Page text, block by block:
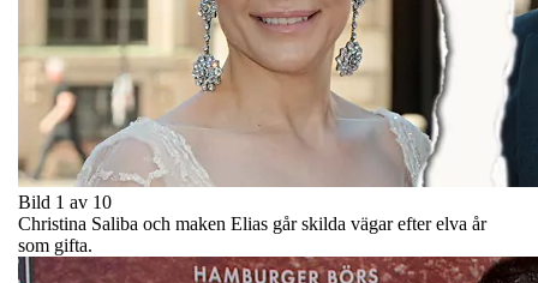
Bild 1 av 10
Christina Saliba och maken Elias går skilda vägar efter elva år
som gifta.